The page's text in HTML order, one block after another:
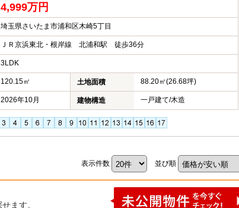
4,999万円
埼玉県さいたま市浦和区木崎5丁目
ＪＲ京浜東北・根岸線 北浦和駅 徒歩36分
3LDK
120.15㎡ 土地面積 88.20㎡(26.68坪)
2026年10月 建物構造 一戸建て/木造
表示件数 並び順
ます。